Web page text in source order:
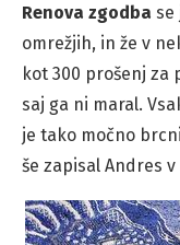
Renova zgodba se
omrežjih, in že v
kot 300 prošenj za
saj ga ni maral.
je tako močno
še zapisal Andres